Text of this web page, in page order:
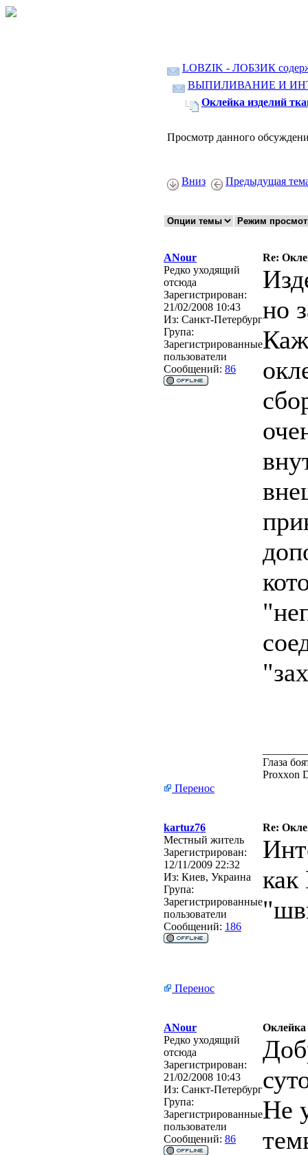
LOBZIK - ЛОБЗИК
ВЫПИЛИВАНИЕ И
Оклейка изделий
Просмотр данного
Вниз Предыдущая
ANour
Re:
Редко уходящий
отсюда
Зарегистрирован:
21/02/2008 10:43
Из: Санкт-Петербург
Група:
Зарегистрированные
пользователи
Сообщений: 86
но
Глаза
Proxxon
Перенос
kartuz76
Re:
Местный житель
Зарегистрирован:
12/11/2009 22:32
Из: Киев, Украина
Група:
Зарегистрированные
пользователи
Сообщений: 186
Перенос
ANour
Оклейка
Редко уходящий
отсюда
Зарегистрирован:
21/02/2008 10:43
Из: Санкт-Петербург
Група:
Зарегистрированные
пользователи
Сообщений: 86
Не